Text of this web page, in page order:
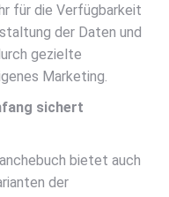
für die Verfügbarkeit
der Daten und
gezielte
Marketing.
sichert
bietet auch
der